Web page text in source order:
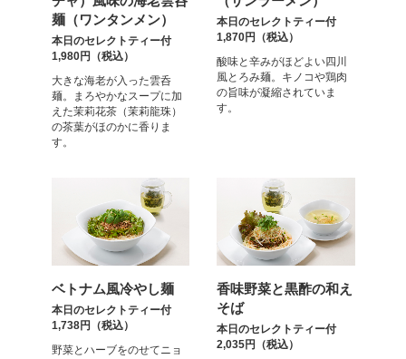
麺（ワンタンメン）
本日のセレクトティー付
1,980円（税込）
大きな海老が入った雲呑
麺。まろやかなスープに加
えた茉莉花茶（茉莉龍珠）
の茶葉がほのかに香りま
す。
本日のセレクトティー付
1,870円（税込）
酸味と辛みがほどよい四川
風とろみ麺。キノコや鶏肉
の旨味が凝縮されていま
す。
ベトナム風冷やし麺
本日のセレクトティー付
1,738円（税込）
野菜とハーブをのせてニョ
香味野菜と黒酢の和え
そば
本日のセレクトティー付
2,035円（税込）